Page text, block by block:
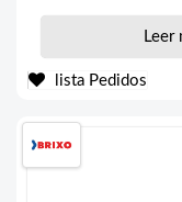
Leer
lista Pedidos